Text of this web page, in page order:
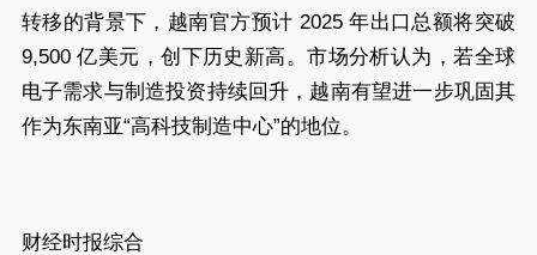
转移的背景下，越南官方预计 2025 年出口总额将突破
9,500 亿美元，创下历史新高。市场分析认为，若全球
电子需求与制造投资持续回升，越南有望进一步巩固其
作为东南亚“高科技制造中心”的地位。
财经时报综合